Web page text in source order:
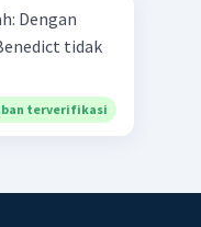
terverifikasi